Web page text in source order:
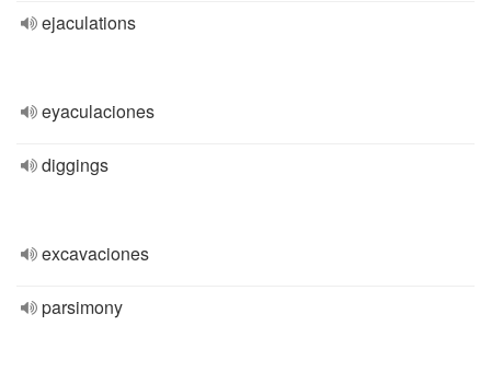
ejaculations
eyaculaciones
diggings
excavaciones
parsimony